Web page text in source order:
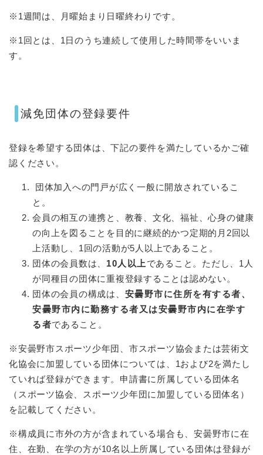
※1週間は、月曜始まり日曜終わりです。
※1回とは、1日のうち連続して使用した時間帯をいいま
す。
減免団体の登録要件
登録を希望する団体は、下記の要件を満たしているかご確
認ください。
団体加入への門戸が広く一般に開放されているこ
と。
会員の相互の連携と、教養、文化、福祉、心身の健康
の向上を図ることを目的に継続的かつ定期的月2回以
上活動し、1回の活動が5人以上であること。
団体の会員数は、 10人以上 であること。ただし、1人
が同種目の団体に重複登録することは認めない。
団体の会員の構成は、 安曇野市に住所を有する者、
安曇野市内に勤務する者又は安曇野市内に在学す
る者であること。
※安曇野市スポーツ少年団、市スポーツ協会または芸術文
化協会に加盟している団体については、1および2を満たし
ていれば登録ができます。申請書に所属している団体名
（スポーツ協会、スポーツ少年団に加盟している団体名）
を記載してください。
※構成員に市外の方が含まれている場合も、安曇野市に在
住、在勤、在学の方が10名以上所属している団体は登録が